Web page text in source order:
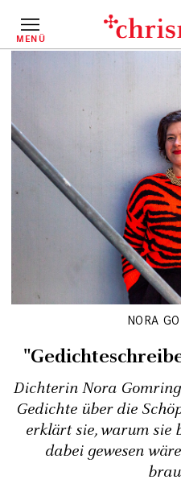
InhaltMENÜ
NORA
Dichterin Nora
Gedichte über die
erklärt sie, warum sie
dabei gewesen